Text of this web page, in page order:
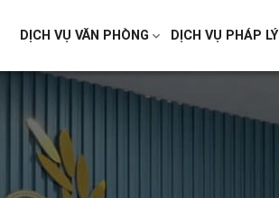
DỊCH VỤ VĂN PHÒNG DỊCH VỤ PHÁP LÝ